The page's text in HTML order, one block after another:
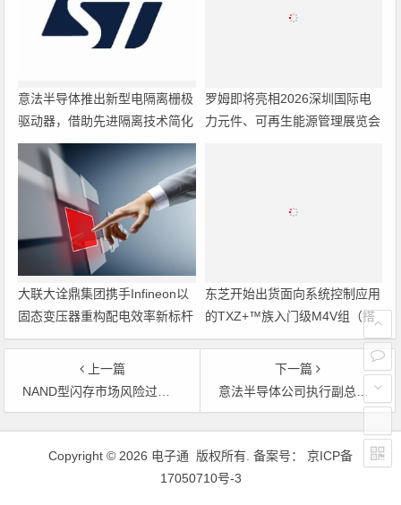
意法半导体推出新型电隔离栅极
驱动器，借助先进隔离技术简化
电源设计
罗姆即将亮相2026深圳国际电
力元件、可再生能源管理展览会
大联大诠鼎集团携手Infineon以
固态变压器重构配电效率新标杆
东芝开始出货面向系统控制应用
的TXZ+™族入门级M4V组（搭
载Arm Cortex‑M4内核的标准微
控制器）工程样品
上一篇
NAND型闪存市场风险过大，奇美达将暂时退出
下一篇
意法半导体公司执行副总裁从公司离职
文章导航
Copyright © 2026 电子通 版权所有. 备案号： 京ICP备
17050710号-3